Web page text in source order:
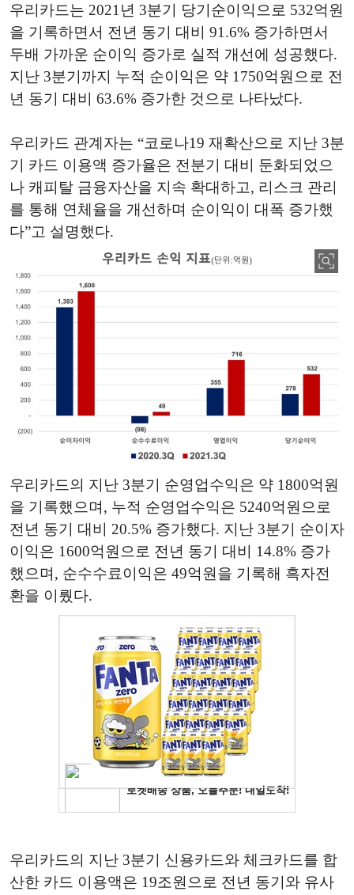
우리카드는 2021년 3분기 당기순이익으로 532억원
을 기록하면서 전년 동기 대비 91.6% 증가하면서
두배 가까운 순이익 증가로 실적 개선에 성공했다.
지난 3분기까지 누적 순이익은 약 1750억원으로 전
년 동기 대비 63.6% 증가한 것으로 나타났다.
우리카드 관계자는 “코로나19 재확산으로 지난 3분
기 카드 이용액 증가율은 전분기 대비 둔화되었으
나 캐피탈 금융자산을 지속 확대하고, 리스크 관리
를 통해 연체율을 개선하며 순이익이 대폭 증가했
다”고 설명했다.
우리카드의 지난 3분기 순영업수익은 약 1800억원
을 기록했으며, 누적 순영업수익은 5240억원으로
전년 동기 대비 20.5% 증가했다. 지난 3분기 순이자
이익은 1600억원으로 전년 동기 대비 14.8% 증가
했으며, 순수수료이익은 49억원을 기록해 흑자전
환을 이뤘다.
우리카드의 지난 3분기 신용카드와 체크카드를 합
산한 카드 이용액은 19조원으로 전년 동기와 유사